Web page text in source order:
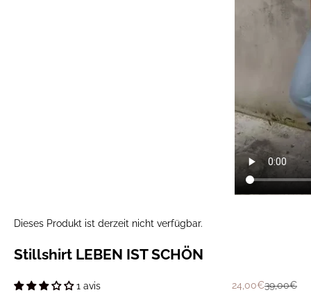
Dieses Produkt ist derzeit nicht verfügbar.
Stillshirt LEBEN IST SCHÖN
1 avis Prix de vente
24,00€Prix
39,00€